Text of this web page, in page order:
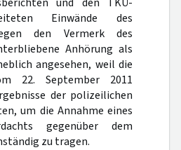
Einwände des
den Vermerk des
Anhörung als
angesehen, weil die
22. September 2011
der polizeilichen
um die Annahme eines
gegenüber dem
zu tragen.